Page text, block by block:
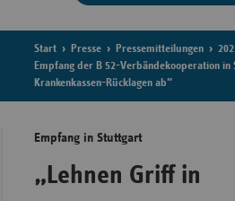
Start Presse Pressemitteilungen
Empfang der B 52-Verbändekooperation
Krankenkassen-Rücklagen ab“
Empfang in Stuttgart
„Lehnen Griff in